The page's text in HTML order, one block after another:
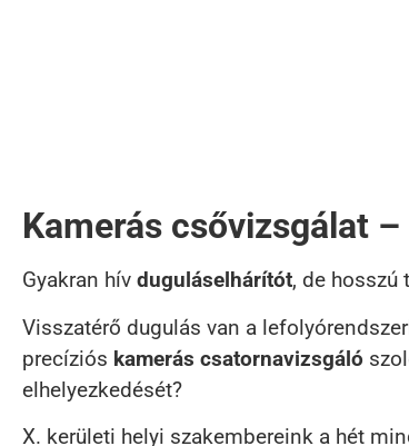
Kamerás csővizsgálat
Gyakran hív duguláselhárítót, de hosszú
Visszatérő dugulás van a
precíziós kamerás csatornavizsgáló
elhelyezkedését?
X. kerületi helyi szakembereink a hét